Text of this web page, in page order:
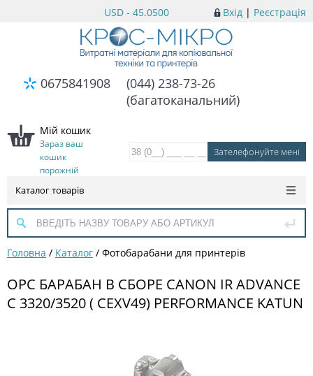
Вхід | Реєстрація
USD - 45.0500
0675841908
(044) 238-73-26
(багатоканальний)
Мій кошик
Зараз ваш
кошик
порожній
Каталог товарів
Головна / Каталог / Фотобарабани для принтерів
OPC БАРАБАН В СБОРЕ CANON IR ADVANCE
C 3320/3520 ( CEXV49) PERFORMANCE KATUN